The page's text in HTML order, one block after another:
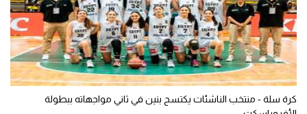
كرة سلة - منتخب الناشئات يكتسح بنين في ثاني مواجهاته ببطولة